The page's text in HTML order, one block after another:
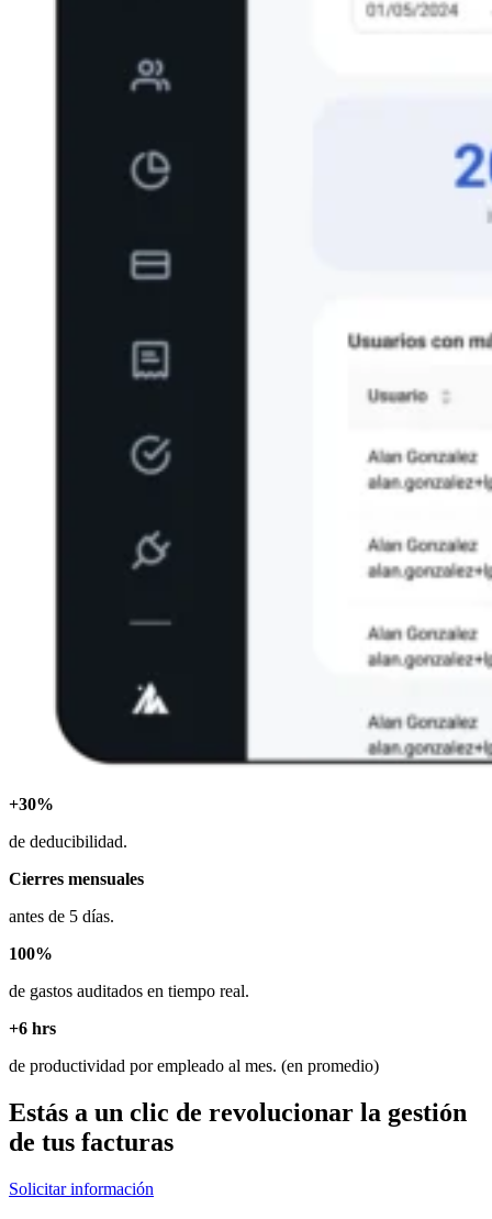
+30%
de deducibilidad.
Cierres mensuales
antes de 5 días.
100%
de gastos auditados en tiempo real.
+6 hrs
de productividad por empleado al mes. (en promedio)
Estás a un clic de revolucionar la gestión
de tus facturas
Solicitar información